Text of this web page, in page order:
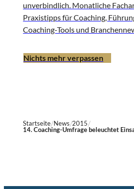
unverbindlich. Monatliche
Praxistipps für Coaching,
Coaching-Tools und
Nichts mehr verpassen
Startseite News 2015
14. Coaching-Umfrage beleuchtet